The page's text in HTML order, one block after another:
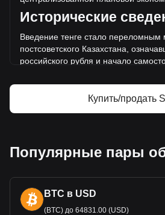
Цена Shiba Inu
Прогноз курса Shiba Inu
Что такое Shiba Inu (SHIB)
Shiba Inu — калькулятор прибыли
Исторические
Введение тенге стало
постсоветского Казахстана,
российского рубля и начало
новую эру самоопределения и
построении экономики новой
Дизайн и символика
полотно истории, культуры и
банкнотах и монетах изображены
достопримечательностями и
представляющими обширные
Купить/продать
Популярные пары
BTC в USD
(BTC) до 64831.00 (USD)